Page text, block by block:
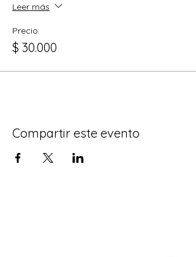
Leer más
Precio
$ 30.000
Compartir este evento